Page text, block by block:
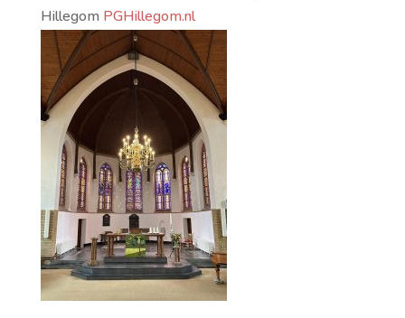
Hillegom PGHillegom.nl